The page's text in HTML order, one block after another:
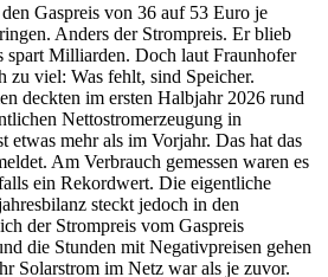
Gaspreis von 36 auf 53 Euro je
Anders der Strompreis. Er blieb
spart Milliarden. Doch laut Fraunhofer
zu viel: Was fehlt, sind Speicher.
deckten im ersten Halbjahr 2026 rund
Nettostromerzeugung in
etwas mehr als im Vorjahr. Das hat das
Am Verbrauch gemessen waren es
ein Rekordwert. Die eigentliche
steckt jedoch in den
der Strompreis vom Gaspreis
die Stunden mit Negativpreisen gehen
Solarstrom im Netz war als je zuvor.